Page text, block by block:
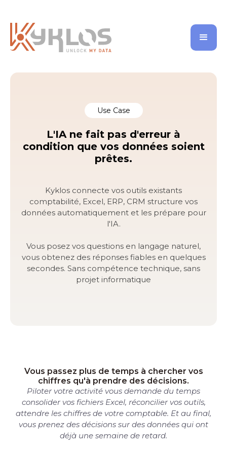
Use Case
L'IA ne fait pas d'erreur à
condition que vos données soient
prêtes.
Kyklos connecte vos outils existants
comptabilité, Excel, ERP, CRM structure vos
données automatiquement et les prépare pour
l'IA.
Vous posez vos questions en langage naturel,
vous obtenez des réponses fiables en quelques
secondes. Sans compétence technique, sans
projet informatique
Vous passez plus de temps à chercher vos
chiffres qu'à prendre des décisions.
Piloter votre activité vous demande du temps
consolider vos fichiers Excel, réconcilier vos outils,
attendre les chiffres de votre comptable. Et au final,
vous prenez des décisions sur des données qui ont
déjà une semaine de retard.